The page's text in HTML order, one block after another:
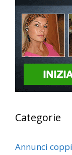
Categorie
Annunci